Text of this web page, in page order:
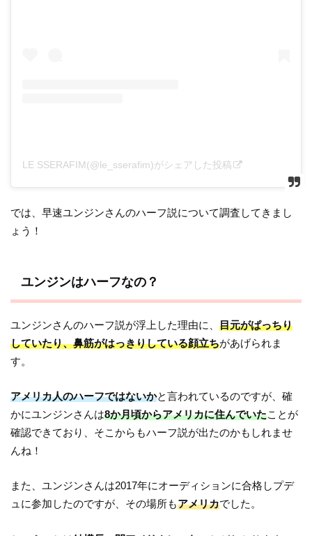
LE SSERAFIM(@le_sserafim)がシェアした投稿
では、早速ユンジンさんのハーフ説について調査してきまし
ょう！
ユンジンはハーフなの？
ユンジンさんのハーフ説が浮上した理由に、目元がぱっちり
していたり、鼻筋がはっきりしている顔立ちがあげられま
す。
アメリカ人のハーフではないかと言われているのですが、確
かにユンジンさんは8か月頃からアメリカに住んでいたことが
確認できており、そこからもハーフ説が出たのかもしれませ
んね！
また、ユンジンさんは2017年にオーディションに合格しプデ
ュに参加したのですが、その場所もアメリカでした。